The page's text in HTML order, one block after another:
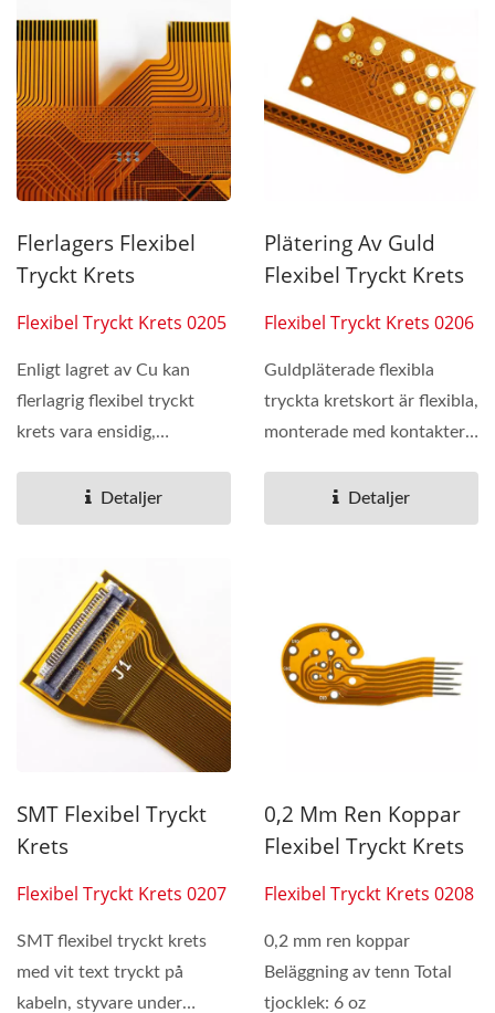
Flerlagers Flexibel
Tryckt Krets
Flexibel Tryckt Krets 0205
Enligt lagret av Cu kan
flerlagrig flexibel tryckt
krets vara ensidig,
Detaljer
Plätering Av Guld
Flexibel Tryckt Krets
Flexibel Tryckt Krets 0206
Guldpläterade flexibla
tryckta kretskort är flexibla,
monterade med kontakter
Detaljer
SMT Flexibel Tryckt
Krets
Flexibel Tryckt Krets 0207
SMT flexibel tryckt krets
med vit text tryckt på
kabeln, styvare under
0,2 Mm Ren Koppar
Flexibel Tryckt Krets
Flexibel Tryckt Krets 0208
0,2 mm ren koppar
Beläggning av tenn Total
tjocklek: 6 oz